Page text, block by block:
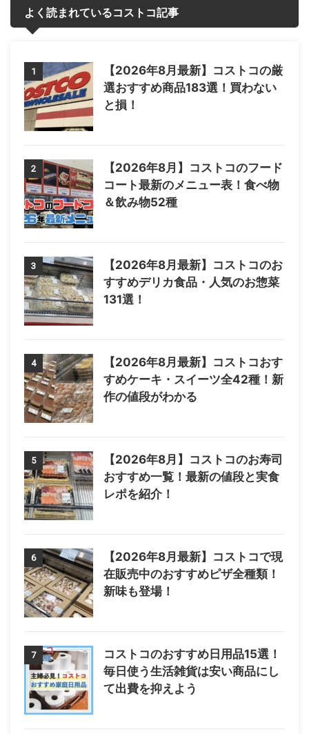
よく読まれているコストコ記事
1
【2026年8月最新】コストコの厳
選おすすめ商品183選！買わない
と損！
2
【2026年8月】コストコのフード
コート最新のメニュー表！食べ物
＆飲み物52種
3
【2026年8月最新】コストコのお
すすめデリカ食品・人気のお惣菜
131選！
4
【2026年8月最新】コストコおす
すめケーキ・スイーツ全42種！新
作の値段がわかる
5
【2026年8月】コストコのお寿司
おすすめ一覧！最新の値段と実食
レポを紹介！
6
【2026年8月最新】コストコで現
在販売中のおすすめピザ全種類！
新味も登場！
7
コストコのおすすめ日用品15選！
毎日使う生活雑貨は安い商品にし
て出費を抑えよう